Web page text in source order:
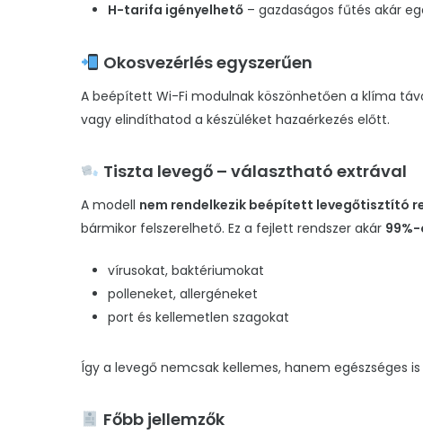
H-tarifa igényelhető – gazdaságos fűtés akár
Okosvezérlés egyszerűen
A beépített Wi-Fi modulnak köszönhetően a klíma
vagy elindíthatod a készüléket hazaérkezés előtt.
Tiszta levegő – választható extrával
A modell nem rendelkezik beépített levegőtisztító
bármikor felszerelhető. Ez a fejlett rendszer akár
vírusokat, baktériumokat
polleneket, allergéneket
port és kellemetlen szagokat
Így a levegő nemcsak kellemes, hanem egészséges
Főbb jellemzők